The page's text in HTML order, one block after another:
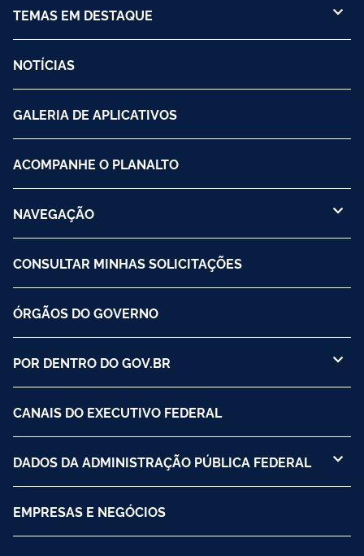
TEMAS EM DESTAQUE
NOTÍCIAS
GALERIA DE APLICATIVOS
ACOMPANHE O PLANALTO
NAVEGAÇÃO
CONSULTAR MINHAS SOLICITAÇÕES
ÓRGÃOS DO GOVERNO
POR DENTRO DO GOV.BR
CANAIS DO EXECUTIVO FEDERAL
DADOS DA ADMINISTRAÇÃO PÚBLICA FEDERAL
EMPRESAS E NEGÓCIOS